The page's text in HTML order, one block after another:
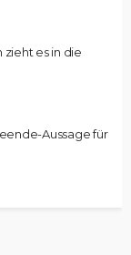
zieht es in die
Aussage für